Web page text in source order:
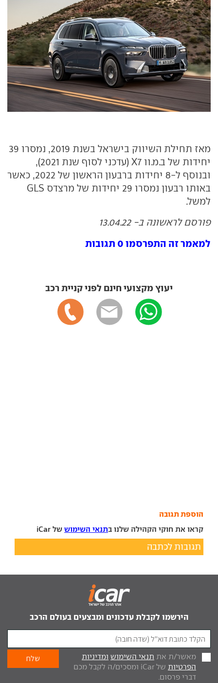
מאז תחילת השיווק בישראל בשנת 2019, נמסרו 39
יחידות של ב.מ.וו X7 (עדכני לסוף שנת 2021),
ובנוסף ל-8 יחידות ברבעון הראשון של 2022, כאשר
באותו רבעון נמסרו 29 יחידות של מרצדס GLS
למשל.
פורסם לראשונה ב- 13.04.22
למאמר זה התפרסמו 0 תגובות
יעוץ מקצועי חינם לפני קניית רכב
הוספת תגובה
קראו את חוקי הקהילה שלנו בתנאי השימוש של iCar
תגובות לכתבה
הירשמו לקבלת עדכונים ומבצעים בעולם הרכב
מאשר/ת את תנאי השימוש ומדיניות
הפרטיות
של iCar ומסכים/ה לקבל מכם
דברי פרסום.